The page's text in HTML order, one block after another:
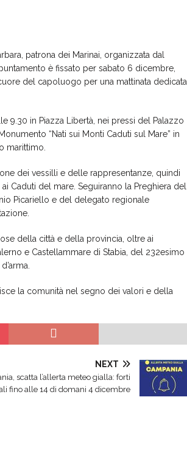
patrona dei Marinai, organizzata dal
è fissato per sabato 6 dicembre,
del capoluogo per una mattinata dedicata
9.30 in Piazza Libertà, nei pressi del Palazzo
“Nati sui Monti Caduti sul Mare” in
marittimo.
dei vessilli e delle rappresentanze, quindi
Caduti del mare. Seguiranno la Preghiera del
Picariello e del delegato regionale
della città e della provincia, oltre ai
e Castellammare di Stabia, del 232esimo
la comunità nel segno dei valori e della
NEXT
scatta l’allerta meteo gialla: forti
fino alle 14 di domani 4 dicembre